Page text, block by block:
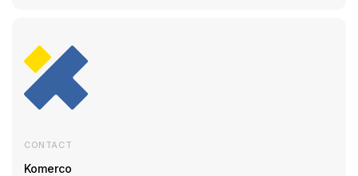
CONTACT
Komerco